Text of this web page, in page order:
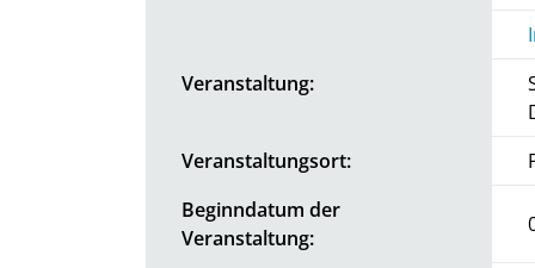
Veranstaltung:
Veranstaltungsort:
Beginndatum der
Veranstaltung: